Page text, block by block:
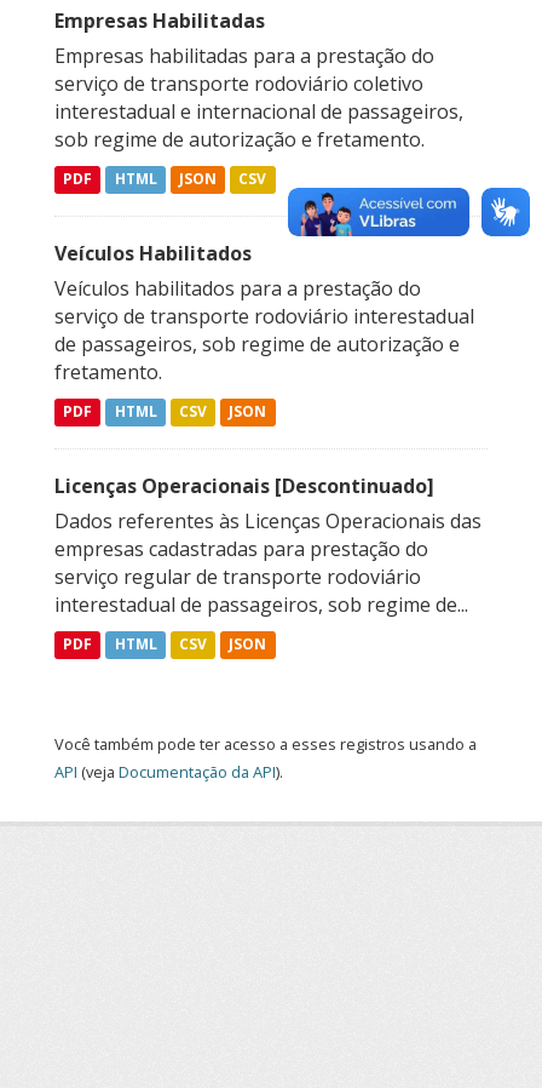
Empresas Habilitadas
Empresas habilitadas para a prestação do
serviço de transporte rodoviário coletivo
interestadual e internacional de passageiros,
sob regime de autorização e fretamento.
PDF HTML JSON CSV
Veículos Habilitados
Veículos habilitados para a prestação do
serviço de transporte rodoviário interestadual
de passageiros, sob regime de autorização e
fretamento.
PDF HTML CSV JSON
Licenças Operacionais [Descontinuado]
Dados referentes às Licenças Operacionais das
empresas cadastradas para prestação do
serviço regular de transporte rodoviário
interestadual de passageiros, sob regime de...
PDF HTML CSV JSON
Você também pode ter acesso a esses registros usando a
API (veja Documentação da API).